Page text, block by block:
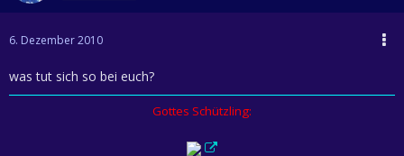
6. Dezember 2010
was tut sich so bei euch?
Gottes Schützling: